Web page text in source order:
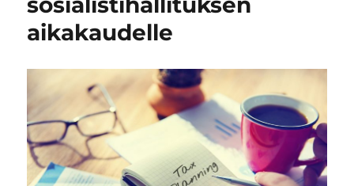
aikakaudelle